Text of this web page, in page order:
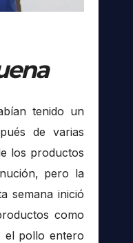
tenido un
de varias
los productos
pero la
semana inició
como
el pollo entero